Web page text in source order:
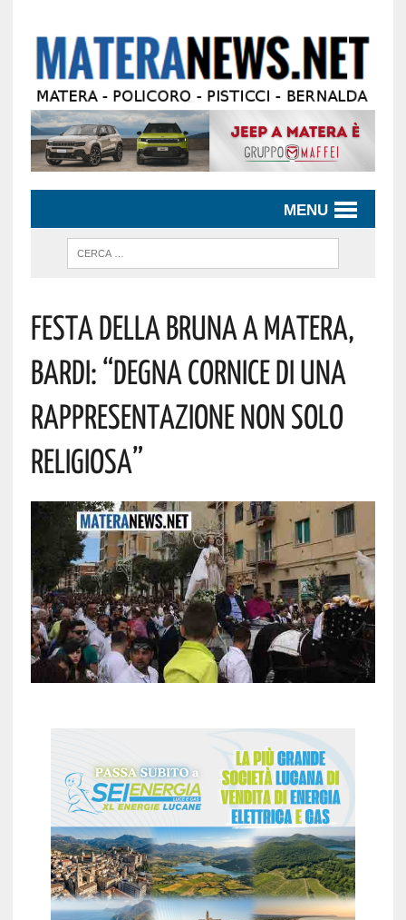
MENU
Festa Della Bruna A Matera,
Bardi: “degna Cornice Di Una
Rappresentazione Non Solo
Religiosa”